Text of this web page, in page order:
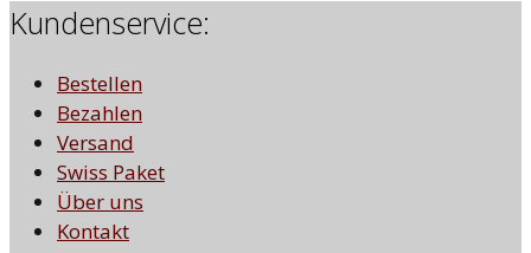
Kundenservice:
Bestellen
Bezahlen
Versand
Swiss Paket
Über uns
Kontakt